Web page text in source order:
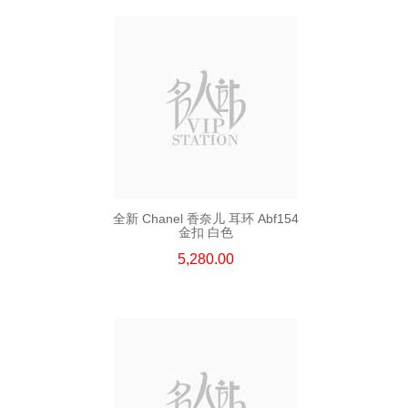
全新 Chanel 香奈儿 耳环 Abf154
金扣 白色
5,280.00